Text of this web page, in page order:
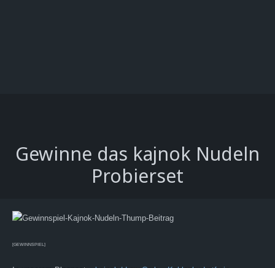
Gewinne das kajnok Nudeln
Probierset
[GEWINNSPIEL]